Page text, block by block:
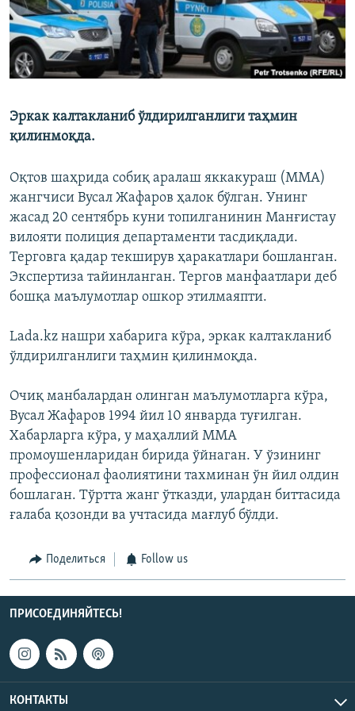
Эркак калтакланиб ўлдирилганлиги таҳмин
қилинмоқда.
Оқтов шаҳрида собиқ аралаш яккакураш (ММА)
жангчиси Вусал Жафаров ҳалок бўлган. Унинг
жасад 20 сентябрь куни топилганинин Манғистау
вилояти полиция департаменти тасдиқлади.
Терговга қадар текширув ҳаракатлари бошланган.
Экспертиза тайинланган. Тергов манфаатлари деб
бошқа маълумотлар ошкор этилмаяпти.
Lada.kz нашри хабарига кўра, эркак калтакланиб
ўлдирилганлиги таҳмин қилинмоқда.
Очиқ манбалардан олинган маълумотларга кўра,
Вусал Жафаров 1994 йил 10 январда туғилган.
Хабарларга кўра, у маҳаллий ММА
промоушенларидан бирида ўйнаган. У ўзининг
профессионал фаолиятини тахминан ўн йил олдин
бошлаган. Тўртта жанг ўтказди, улардан биттасида
ғалаба қозонди ва учтасида мағлуб бўлди.
Поделиться Follow us
ПРИСОЕДИНЯЙТЕСЬ!
КОНТАКТЫ